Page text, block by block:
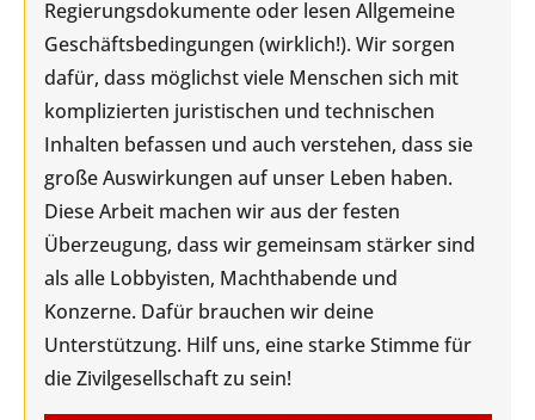
Regierungsdokumente oder lesen Allgemeine
Geschäftsbedingungen (wirklich!). Wir sorgen
dafür, dass möglichst viele Menschen sich mit
komplizierten juristischen und technischen
Inhalten befassen und auch verstehen, dass sie
große Auswirkungen auf unser Leben haben.
Diese Arbeit machen wir aus der festen
Überzeugung, dass wir gemeinsam stärker sind
als alle Lobbyisten, Machthabende und
Konzerne. Dafür brauchen wir deine
Unterstützung. Hilf uns, eine starke Stimme für
die Zivilgesellschaft zu sein!